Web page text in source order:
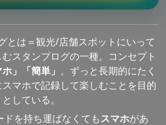
とは＝観光/店舗スポットにいって
スタンプログの一種。コンセプト
」「簡単」 。ずっと長期的にたく
マホで記録して楽しむことを目的
としている。
ドを持ち運ばなくてもスマホがあ